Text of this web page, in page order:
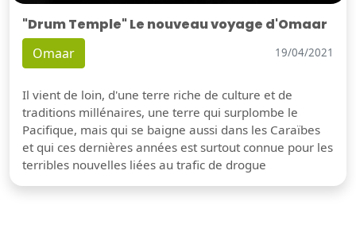
"Drum Temple" Le nouveau voyage d'Omaar
Omaar 19/04/2021
Il vient de loin, d'une terre riche de culture et de
traditions millénaires, une terre qui surplombe le
Pacifique, mais qui se baigne aussi dans les Caraïbes
et qui ces dernières années est surtout connue pour les
terribles nouvelles liées au trafic de drogue